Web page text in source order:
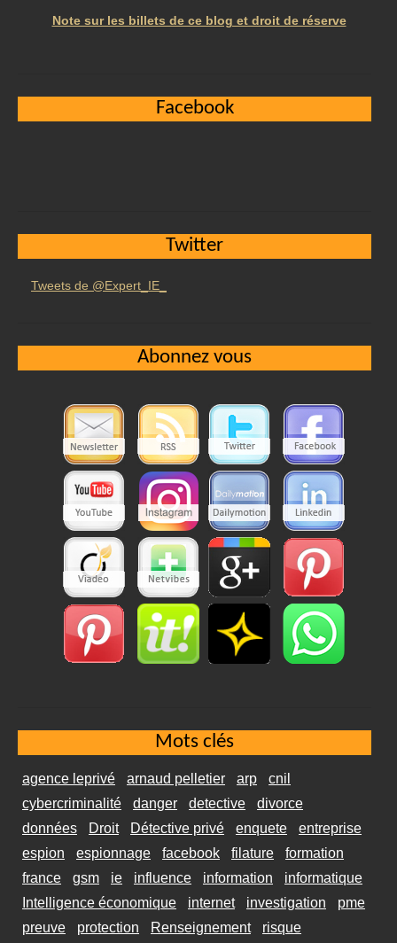
Note sur les billets de ce blog et droit de réserve
Facebook
Twitter
Tweets de @Expert_IE_
Abonnez vous
Mots clés
agence leprivé arnaud pelletier arp
cnil
cybercriminalité
danger detective
divorce
données
Droit Détective privé enquete
entreprise
espion
espionnage facebook filature
formation
france
gsm ie influence information
informatique
Intelligence économique
internet investigation
pme
preuve
protection Renseignement risque